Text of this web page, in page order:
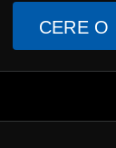
CERE O